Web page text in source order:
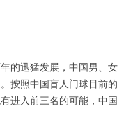
的迅猛发展，中国男、女
按照中国盲人门球目前的
进入前三名的可能，中国